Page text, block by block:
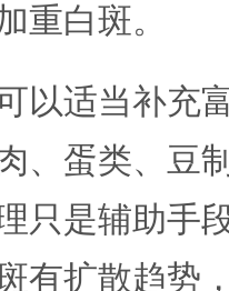
重白斑。
以适当补充
、蛋类、豆
只是辅助手
有扩散趋势